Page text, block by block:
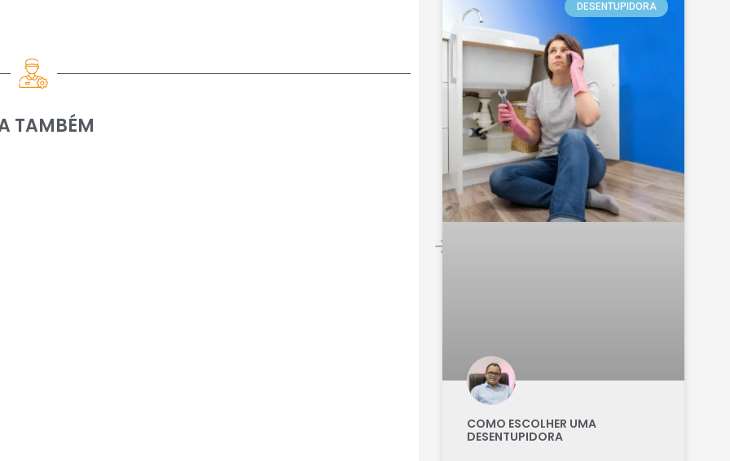
TAMBÉM
DESENTUPIDORA
COMO ESCOLHER UMA
DESENTUPIDORA